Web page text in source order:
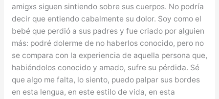
amigxs siguen sintiendo sobre sus cuerpos. No podría
decir que entiendo cabalmente su dolor. Soy como el
bebé que perdió a sus padres y fue criado por alguien
más: podré dolerme de no haberlos conocido, pero no
se compara con la experiencia de aquella persona que,
habiéndolos conocido y amado, sufre su pérdida. Sé
que algo me falta, lo siento, puedo palpar sus bordes
en esta lengua, en este estilo de vida, en esta